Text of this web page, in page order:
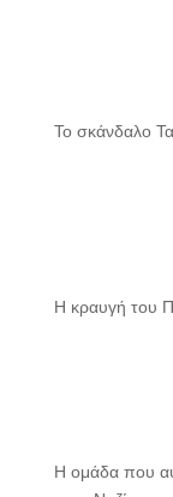
Το σκάνδαλο
Η κραυγή του
Η ομάδα που